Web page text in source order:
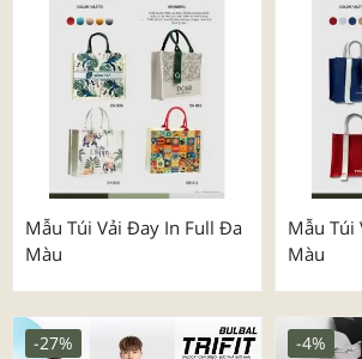
Mẫu Túi Vải Đay In Full Đa
Màu
Mẫu Túi
Màu
-27% -4%